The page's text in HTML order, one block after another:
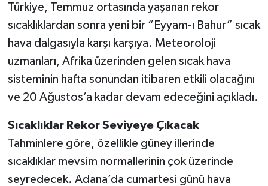
Türkiye, Temmuz ortasında yaşanan rekor
sıcaklıklardan sonra yeni bir “Eyyam-ı Bahur” sıcak
hava dalgasıyla karşı karşıya. Meteoroloji
uzmanları, Afrika üzerinden gelen sıcak hava
sisteminin hafta sonundan itibaren etkili olacağını
ve 20 Ağustos’a kadar devam edeceğini açıkladı.
Sıcaklıklar Rekor Seviyeye Çıkacak
Tahminlere göre, özellikle güney illerinde
sıcaklıklar mevsim normallerinin çok üzerinde
seyredecek. Adana’da cumartesi günü hava
RESMİ İLANLAR
SAĞLIK
SİYASET
SPOR